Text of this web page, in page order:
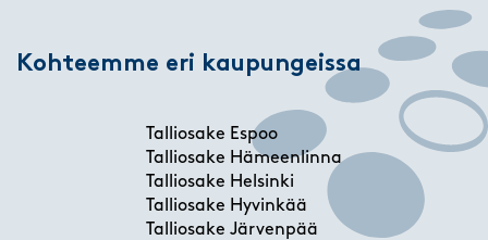
Kohteemme eri kaupungeissa
Talliosake Espoo
Talliosake Hämeenlinna
Talliosake Helsinki
Talliosake Hyvinkää
Talliosake Järvenpää